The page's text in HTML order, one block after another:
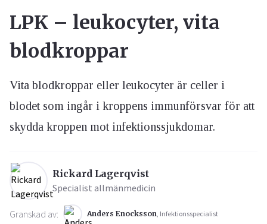
LPK – leukocyter, vita
blodkroppar
Vita blodkroppar eller leukocyter är celler i
blodet som ingår i kroppens immunförsvar för att
skydda kroppen mot infektionssjukdomar.
Rickard Lagerqvist
Specialist allmänmedicin
Granskad av: Anders Enocksson, Infektionsspecialist